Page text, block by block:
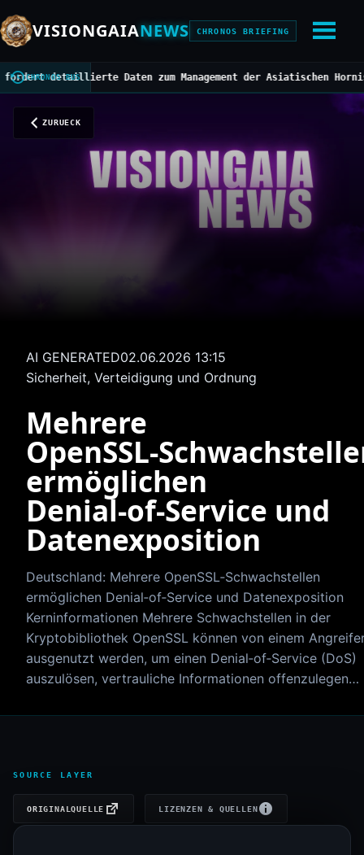
VISIONGAIANEWS CHRONOS BRIEFING
CHRONOS BUSDaten zum Management der Asiatischen Hornisse///
ZURUECK
AI GENERATED02.06.2026 13:15
Sicherheit, Verteidigung und Ordnung
Mehrere
ermöglichen
Denial‑of‑Service und
Datenexposition
Deutschland: Mehrere OpenSSL‑Schwachstellen
ermöglichen Denial‑of‑Service und Datenexposition
Kerninformationen Mehrere Schwachstellen in der
Kryptobibliothek OpenSSL können von einem
ausgenutzt werden, um einen Denial‑of‑Service (DoS)
auszulösen, vertrauliche Informationen offenzulegen…
SOURCE LAYER
ORIGINALQUELLE LIZENZEN & QUELLEN